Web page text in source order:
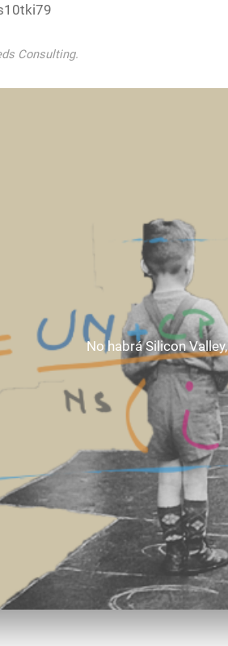
Consulting.
No habrá Silicon Valley,